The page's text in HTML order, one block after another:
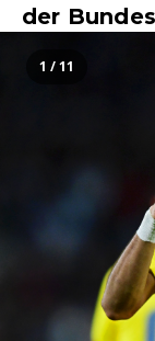
der
1 / 11